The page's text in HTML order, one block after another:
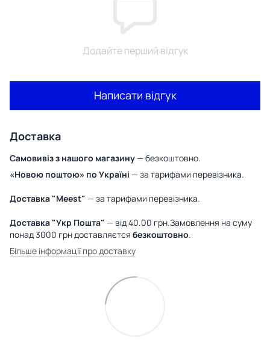
Додайте перший відгук
Написати відгук
Доставка
Самовивіз з нашого магазину— безкоштовно.
«Новою поштою» по Україні — за тарифами перевізника.
Доставка "Meest" — за тарифами перевізника.
Доставка "Укр Пошта" — від 40.00 грн.Замовлення на суму
понад 3000 грн доставляєтся безкоштовно.
Більше інформації про доставку